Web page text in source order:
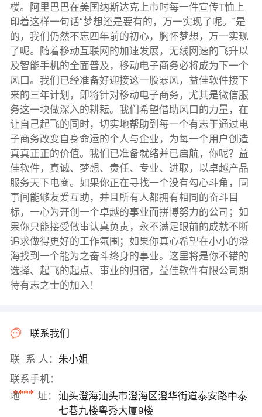
楼。阿里巴巴在美国纳斯达克上市时每一件宣传T恤上
印着这样一句话“梦想还是要有的，万一实现了呢。”是
的，我们仍然不忘四年前的初心，胸怀梦想，万一实现
了呢。随着移动互联网的加速发展，无线网速的飞升以
及智能手机的全面普及，移动电子商务必将成为下一个
风口。我们已经准备好迎接这一股暴风，益佳软件接下
来的三年计划，即将针对移动电子商务，尤其是微信服
务这一块做深入的耕耘。我们希望借助风口的力量，在
让自己起飞的同时，切实地帮助到每一个有志于通过电
子商务改变自身命运的个人与企业，为每一个用户创造
真真正正的价值。我们已准备就绪并已启航，你呢？益
佳软件，真诚、梦想、责任、专业、进取，以卓越产品
服务天下电商。如果你正在寻找一个没有勾心斗角，同
事间能够友爱互助，并且所有人都拥有相同的奋斗目
标，一心为开创一个卓越的事业而拼博努力的公司；如
果你只能接受做事认真负责，永不满足眼前的成就不断
追求做得更好的工作氛围；如果你真心希望在小小的澄
海找到一个能为之奋斗终身的事业。这里将是你不错的
选择、起飞的起点、事业的归宿，益佳软件有限公司期
待有志之士的加入！
联系我们
联 系 人： 朱小姐
联系手机：
****
地 址：
汕头澄海汕头市澄海区澄华街道泰安路中泰
七巷九楼粤秀大厦9楼